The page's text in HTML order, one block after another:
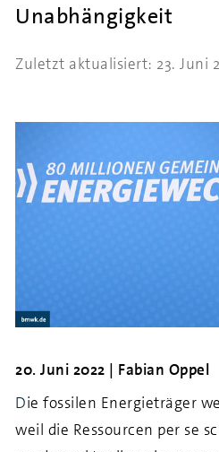
Unabhängigkeit
Zuletzt aktualisiert: 23. Juni
20. Juni 2022 | Fabian Oppel
Die fossilen Energieträger
weil die Ressourcen per se